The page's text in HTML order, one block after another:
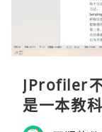
JProfiler
是一本教
M的内存